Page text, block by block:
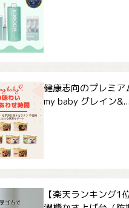
健康志向のプレミア
my baby グレイン&...
【楽天ランキング1